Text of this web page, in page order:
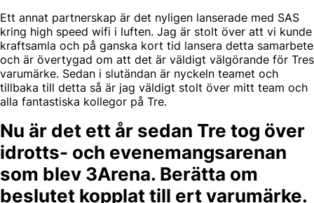
Ett annat partnerskap är det nyligen lanserade med SAS
kring high speed wifi i luften. Jag är stolt över att vi kunde
kraftsamla och på ganska kort tid lansera detta samarbete
och är övertygad om att det är väldigt välgörande för Tres
varumärke. Sedan i slutändan är nyckeln teamet och
tillbaka till detta så är jag väldigt stolt över mitt team och
alla fantastiska kollegor på Tre.
Nu är det ett år sedan Tre tog över
idrotts- och evenemangsarenan
som blev 3Arena. Berätta om
beslutet kopplat till ert varumärke.